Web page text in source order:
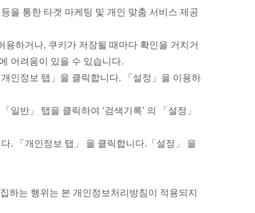
을 통한 타겟 마케팅 및 개인 맞춤 서비스 제공
하거나, 쿠키가 저장될 때마다 확인을 거치거
어려움이 있을 수 있습니다.
인정보 탭」을 클릭합니다. 「설정」을 이용하
반」 탭을 클릭하여 ‘검색기록’ 의 「설정」
. 「개인정보 탭」 을 클릭합니다.「설정」 을
하는 행위는 본 개인정보처리방침이 적용되지